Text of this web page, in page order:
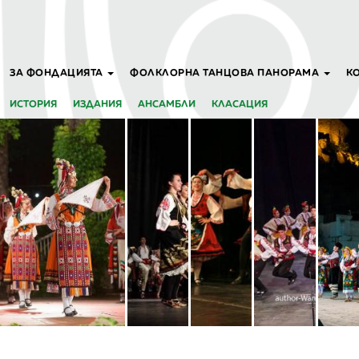
ЗА ФОНДАЦИЯТА ФОЛКЛОРНА ТАНЦОВА ПАНОРАМА
ИСТОРИЯ ИЗДАНИЯ АНСАМБЛИ КЛАСАЦИЯ